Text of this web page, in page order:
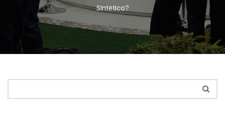
Sintético?